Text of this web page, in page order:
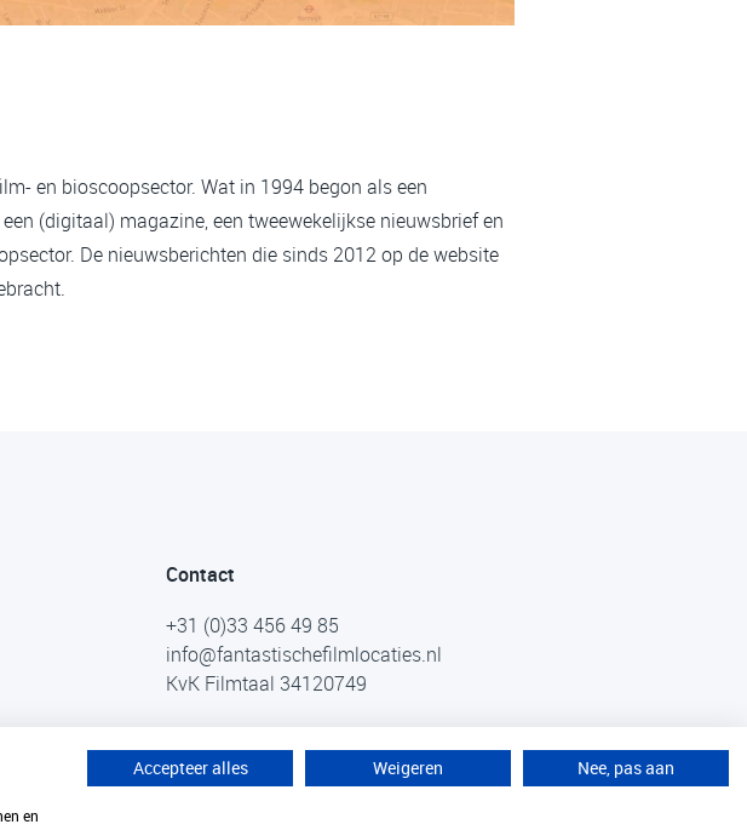
en bioscoopsector. Wat in 1994 begon als een
(digitaal) magazine, een tweewekelijkse nieuwsbrief en
De nieuwsberichten die sinds 2012 op de website
Contact
+31 (0)33 456 49 85
info@fantastischefilmlocaties.nl
KvK Filmtaal 34120749
en
Accepteer alles Weigeren Nee, pas aan